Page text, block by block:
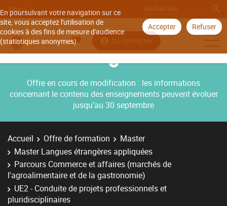
En poursuivant votre navigation sur ce
site, vous acceptez l'utilisation de
cookies à des fins de mesure d'audience
(statistiques anonymes).
Accepter Refuser
Aller à
Se connecter
Offre en cours de modification : les informations
concernant le contenu des enseignements peuvent évoluer
jusqu’au 30 septembre
Accueil Offre de formation
Master
Master Langues étrangères appliquées
Parcours Commerce et affaires (marchés de
l'agroalimentaire et de la gastronomie)
UE2 - Conduite de projets professionnels et
pluridisciplinaires